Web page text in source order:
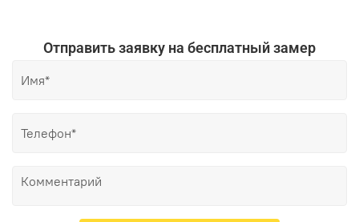
Отправить заявку на бесплатный замер